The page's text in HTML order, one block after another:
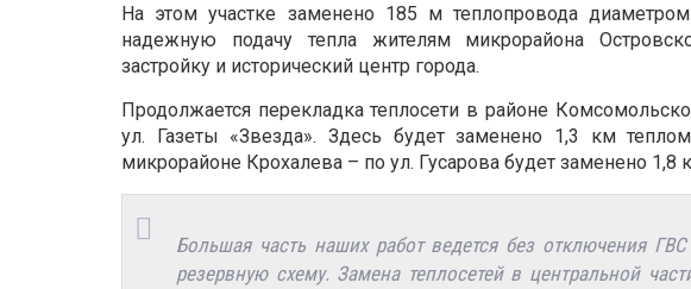
На этом участке заменено 185 м теплопровода
надежную подачу тепла жителям микрорайона
застройку и исторический центр города.
Продолжается перекладка теплосети в районе
ул. Газеты «Звезда». Здесь будет заменено 1,3 км
микрорайоне Крохалева – по ул. Гусарова будет заменено
Большая часть наших работ ведется без отключения
резервную схему. Замена теплосетей в центральной